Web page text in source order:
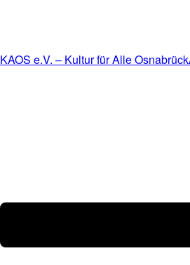
KAOS e.V. – Kultur für Alle Osnabrück